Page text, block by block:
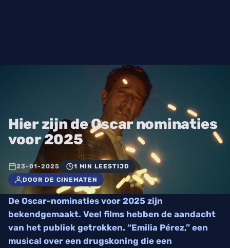
Hier zijn de Oscar nominaties
voor 2025
23-01-2025
1 MIN LEESTIJD
DOOR DE CINEMATEN
De Oscar-nominaties voor 2025 zijn
bekendgemaakt. Veel films hebben de aandacht
van het publiek getrokken. “Emilia Pérez,” een
musical over een drugskoning die een